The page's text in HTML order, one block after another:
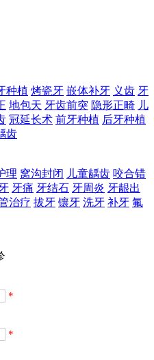
种植 烤瓷牙 嵌体补牙 义齿 牙
地包天 牙齿前突 隐形正畸 儿
冠延长术 前牙种植 后牙种植
齿
理 窝沟封闭 儿童龋齿 咬合错
牙痛 牙结石 牙周炎 牙龈出
治疗 拔牙 镶牙 洗牙 补牙 氟
*
*